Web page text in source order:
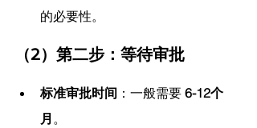
的必要性。
（2）第二步：等待审批
标准审批时间 ：一般需要 6-12个
月 。